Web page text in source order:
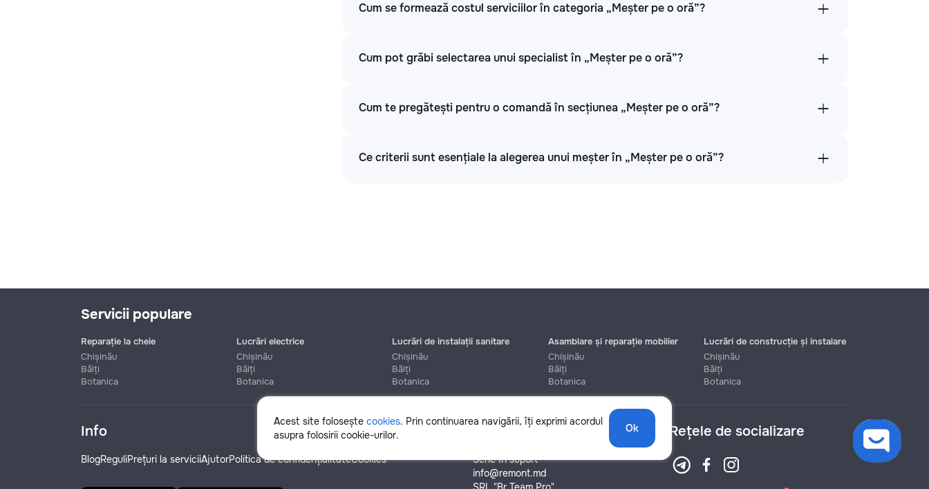
Cum se formează costul serviciilor în categoria „Meșter pe o oră”?
Cum pot grăbi selectarea unui specialist în „Meșter pe o oră”?
Cum te pregătești pentru o comandă în secțiunea „Meșter pe o oră”?
Ce criterii sunt esențiale la alegerea unui meșter în „Meșter pe o oră”?
Acest site folosește cookies. Prin continuarea navigării, îți exprimi acordul
asupra folosirii cookie-urilor.
Ok
Servicii populare
Reparație la cheie
Chișinău
Bălți
Botanica
Lucrări electrice
Chișinău
Bălți
Botanica
Lucrări de instalații sanitare
Chișinău
Bălți
Botanica
Asamblare și reparație mobilier
Chișinău
Bălți
Botanica
Lucrări de construcție și instalare
Chișinău
Bălți
Botanica
Info
BlogReguliPrețuri la serviciiAjutorPolitica de confidențialitateCookies
Ajutor
Scrie în suport
info@remont.md
Rețele de socializare